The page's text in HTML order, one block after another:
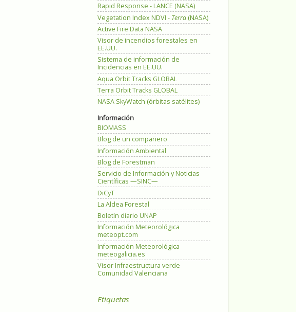
Rapid Response - LANCE (NASA)
Vegetation Index NDVI - Terra (NASA)
Active Fire Data NASA
Visor de incendios forestales en
EE.UU.
Sistema de información de
Incidencias en EE.UU.
Aqua Orbit Tracks GLOBAL
Terra Orbit Tracks GLOBAL
NASA SkyWatch (órbitas satélites)
Información
BIOMASS
Blog de un compañero
Información Ambiental
Blog de Forestman
Servicio de Información y Noticias
Científicas —SINC—
DiCyT
La Aldea Forestal
Boletín diario UNAP
Información Meteorológica
meteopt.com
Información Meteorológica
meteogalicia.es
Visor Infraestructura verde
Comunidad Valenciana
Etiquetas